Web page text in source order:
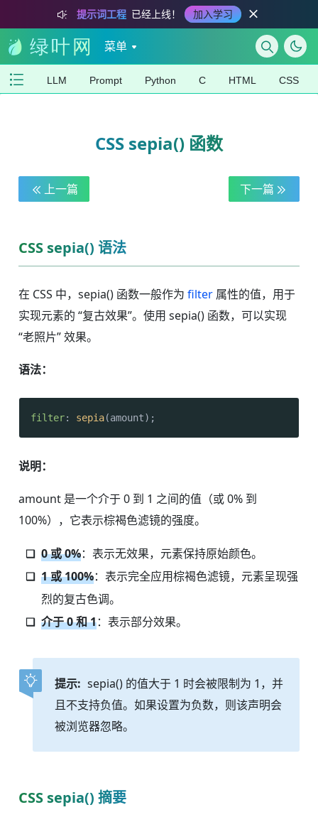
提示词工程 已经上线！ 加入学习
菜单
LLM Prompt Python C HTML CSS
CSS sepia() 函数
上一篇 下一篇
CSS sepia() 语法
在 CSS 中，sepia() 函数一般作为 filter 属性的值，用于
实现元素的 “复古效果”。使用 sepia() 函数，可以实现
“老照片” 效果。
语法：
filter: sepia(amount);
说明：
amount 是一个介于 0 到 1 之间的值（或 0% 到
100%），它表示棕褐色滤镜的强度。
0 或 0%：表示无效果，元素保持原始颜色。
1 或 100%：表示完全应用棕褐色滤镜，元素呈现强
烈的复古色调。
介于 0 和 1：表示部分效果。
提示: sepia() 的值大于 1 时会被限制为 1，并
且不支持负值。如果设置为负数，则该声明会
被浏览器忽略。
CSS sepia() 摘要